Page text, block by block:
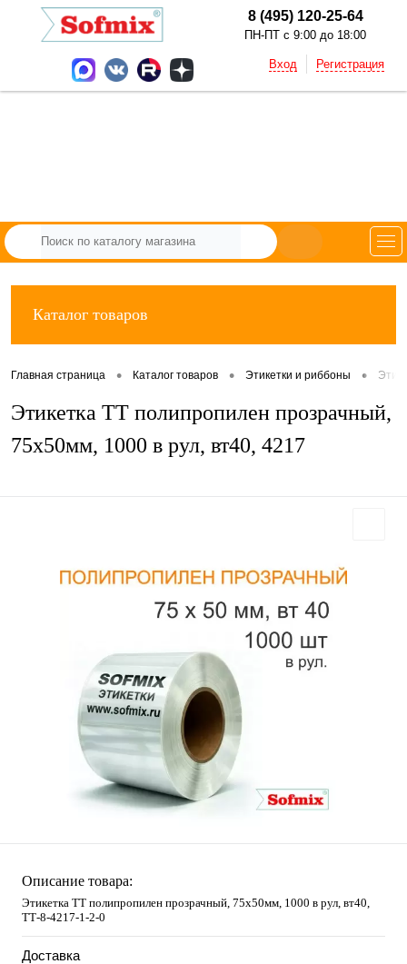
8 (495) 120-25-64
ПН-ПТ с 9:00 до 18:00
Вход Регистрация
Каталог товаров
Главная страница • Каталог товаров • Этикетки и риббоны •
Этикетка ТТ полипропилен прозрачный,
75х50мм, 1000 в рул, вт40, 4217
Описание товара:
Этикетка ТТ полипропилен прозрачный, 75х50мм, 1000 в рул, вт40,
TТ-8-4217-1-2-0
Доставка